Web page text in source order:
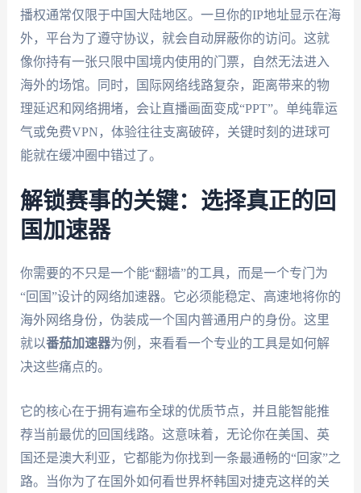
播权通常仅限于中国大陆地区。一旦你的IP地址显示在海
外，平台为了遵守协议，就会自动屏蔽你的访问。这就
像你持有一张只限中国境内使用的门票，自然无法进入
海外的场馆。同时，国际网络线路复杂，距离带来的物
理延迟和网络拥堵，会让直播画面变成“PPT”。单纯靠运
气或免费VPN，体验往往支离破碎，关键时刻的进球可
能就在缓冲圈中错过了。
解锁赛事的关键：选择真正的回
国加速器
你需要的不只是一个能“翻墙”的工具，而是一个专门为
“回国”设计的网络加速器。它必须能稳定、高速地将你的
海外网络身份，伪装成一个国内普通用户的身份。这里
就以番茄加速器为例，来看看一个专业的工具是如何解
决这些痛点的。
它的核心在于拥有遍布全球的优质节点，并且能智能推
荐当前最优的回国线路。这意味着，无论你在美国、英
国还是澳大利亚，它都能为你找到一条最通畅的“回家”之
路。当你为了在国外如何看世界杯韩国对捷克这样的关